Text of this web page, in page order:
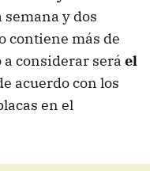
y dos
contiene más de
considerar será el
acuerdo con los
en el